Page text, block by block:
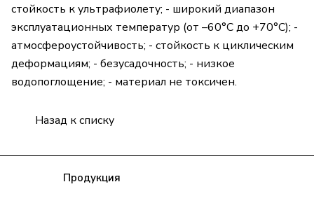
стойкость к ультрафиолету; - широкий диапазон
эксплуатационных температур (от –60°С до +70°С); -
атмосфероустойчивость; - стойкость к циклическим
деформациям; - безусадочность; - низкое
водопоглощение; - материал не токсичен.
Назад к списку
Продукция